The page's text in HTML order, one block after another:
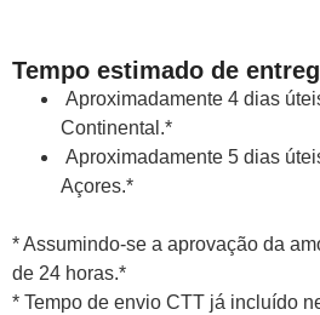
Tempo estimado de
Aproximadamente 4 dias
Continental.*
Aproximadamente 5 dias
Açores.*
* Assumindo-se a aprovação da
de 24 horas.*
* Tempo de envio CTT já incluído